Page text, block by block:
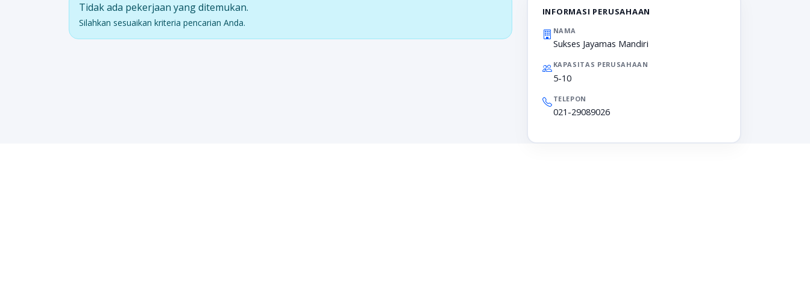
Tidak ada pekerjaan yang ditemukan.
Silahkan sesuaikan kriteria pencarian Anda.
INFORMASI PERUSAHAAN
NAMA
Sukses Jayamas Mandiri
KAPASITAS PERUSAHAAN
5-10
TELEPON
021-29089026